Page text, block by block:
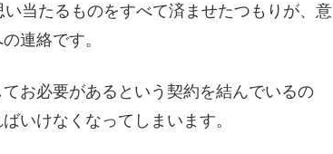
当たるものをすべて済ませたつもりが、意
連絡です。
お必要があるという契約を結んでいるの
いけなくなってしまいます。